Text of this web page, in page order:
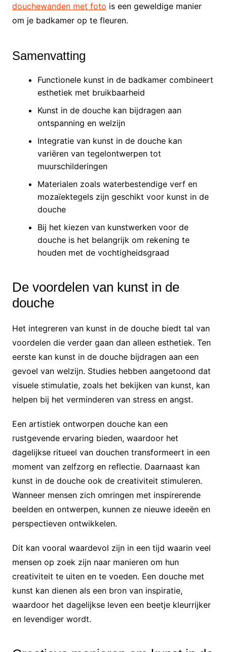
douchewanden met foto is een geweldige manier
om je badkamer op te fleuren.
Samenvatting
Functionele kunst in de badkamer combineert
esthetiek met bruikbaarheid
Kunst in de douche kan bijdragen aan
ontspanning en welzijn
Integratie van kunst in de douche kan
variëren van tegelontwerpen tot
muurschilderingen
Materialen zoals waterbestendige verf en
mozaïektegels zijn geschikt voor kunst in de
douche
Bij het kiezen van kunstwerken voor de
douche is het belangrijk om rekening te
houden met de vochtigheidsgraad
De voordelen van kunst in de
douche
Het integreren van kunst in de douche biedt tal van
voordelen die verder gaan dan alleen esthetiek. Ten
eerste kan kunst in de douche bijdragen aan een
gevoel van welzijn. Studies hebben aangetoond dat
visuele stimulatie, zoals het bekijken van kunst, kan
helpen bij het verminderen van stress en angst.
Een artistiek ontworpen douche kan een
rustgevende ervaring bieden, waardoor het
dagelijkse ritueel van douchen transformeert in een
moment van zelfzorg en reflectie. Daarnaast kan
kunst in de douche ook de creativiteit stimuleren.
Wanneer mensen zich omringen met inspirerende
beelden en ontwerpen, kunnen ze nieuwe ideeën en
perspectieven ontwikkelen.
Dit kan vooral waardevol zijn in een tijd waarin veel
mensen op zoek zijn naar manieren om hun
creativiteit te uiten en te voeden. Een douche met
kunst kan dienen als een bron van inspiratie,
waardoor het dagelijkse leven een beetje kleurrijker
en levendiger wordt.